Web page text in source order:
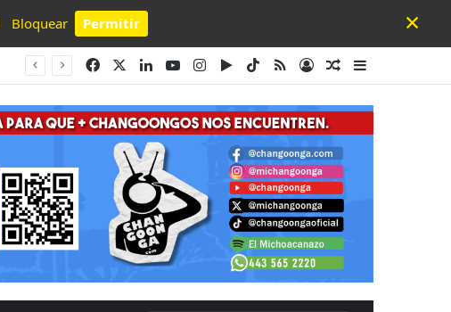
Bloquear Permitir
Powered by SendPulse
×
FacebookLinkedInYouTubeInstagram
Google Play
TikTok
RSSAccesoPublicación al
Barra lateral